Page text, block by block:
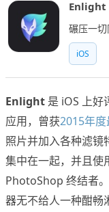
Enlight
碾压一
iOS
Enlight 是 iOS 上好
应用，曾获2015年度
照片并加入各种滤镜
集中在一起，并且使
PhotoShop 终结者
器无不给人一种酣畅